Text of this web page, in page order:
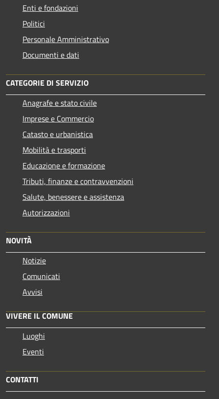
Enti e fondazioni
Politici
Personale Amministrativo
Documenti e dati
CATEGORIE DI SERVIZIO
Anagrafe e stato civile
Imprese e Commercio
Catasto e urbanistica
Mobilità e trasporti
Educazione e formazione
Tributi, finanze e contravvenzioni
Salute, benessere e assistenza
Autorizzazioni
NOVITÀ
Notizie
Comunicati
Avvisi
VIVERE IL COMUNE
Luoghi
Eventi
CONTATTI